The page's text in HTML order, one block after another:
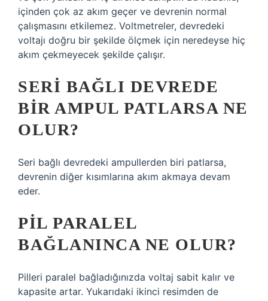
içinden çok az akım geçer ve devrenin normal
çalışmasını etkilemez. Voltmetreler, devredeki
voltajı doğru bir şekilde ölçmek için neredeyse hiç
akım çekmeyecek şekilde çalışır.
SERI BAĞLI DEVREDE
BIR AMPUL PATLARSA NE
OLUR?
Seri bağlı devredeki ampullerden biri patlarsa,
devrenin diğer kısımlarına akım akmaya devam
eder.
PIL PARALEL
BAĞLANINCA NE OLUR?
Pilleri paralel bağladığınızda voltaj sabit kalır ve
kapasite artar. Yukarıdaki ikinci resimden de